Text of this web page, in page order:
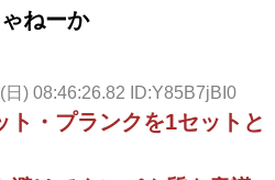
ねーか
日) 08:46:26.82 ID:Y85B7jBI0
ト・プランクを1セットと